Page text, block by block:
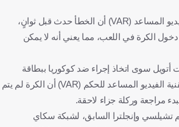
أظهرت فحوصات حكم الفيديو المساعد (VAR) أن الخطأ حدث قبل ثوانٍ،
الكرة في اللعب، مما يعني أنه لا يمكن
أتويل سوى اتخاذ إجراء ضد كوكوريا ببطاقة
صفراء، وبمجرد أن أكدت تقنية الفيديو المساعد للحكم (VAR) أن الكرة لم يتم
مراجعة وركلة جزاء لاحقة.
تشيلسي وإنجلترا السابق، لشبكة سكاي